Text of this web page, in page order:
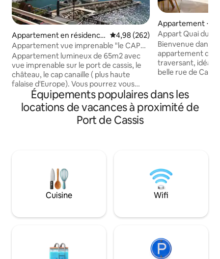
Appartement en résidence
⋅ Cassis
Évaluation moyenne sur la
4,98 (262)
Appartement vue imprenable "le CAP
NAIO"
Appartement lumineux de 65m2 avec
vue imprenable sur le port de cassis, le
château, le cap canaille ( plus haute
falaise d'Europe). Vous pourrez vous
déplacer à pieds depuis l'appartement
pour vous rendre en plein coeur de
Cassis où il y a tous les commerces,
restaurants,bars et à 150 mètres des 2
aménagée et équipé, salle de bain avec
douche à l'italienne.
Appartement ⋅
Appart Quai du
parking clim
Bienvenue dans
appartement de
traversant,
belle rue de
décoration
terrasse donnant
calme, parfaite
Équipements populaires dans les
locations de vacances à proximité de
Port de Cassis
Cuisine Wifi